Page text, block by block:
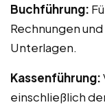
Buchführung:
Rechnungen
Unterlagen.
Kassenführung:
einschließlich